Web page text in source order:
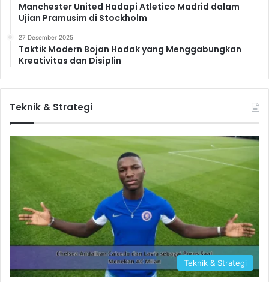
Manchester United Hadapi Atletico Madrid dalam
Ujian Pramusim di Stockholm
27 Desember 2025
Taktik Modern Bojan Hodak yang Menggabungkan
Kreativitas dan Disiplin
Teknik & Strategi
Teknik & Strategi